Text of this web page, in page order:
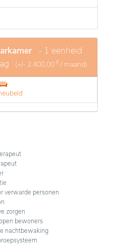
- 1 eenheid
(+/- 2.400,00 € / maand)
verwarde personen
zorgen
bewoners
nachtbewaking